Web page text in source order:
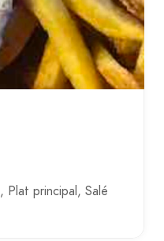
Plat principal Salé